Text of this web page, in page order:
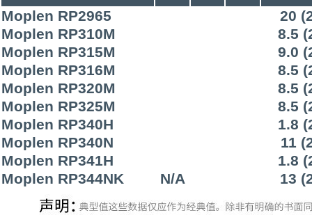
Moplen RP2965
20
Moplen RP310M
8.5
Moplen RP315M
9.0
Moplen RP316M
8.5
Moplen RP320M
8.5
Moplen RP325M
8.5
Moplen RP340H
1.8
Moplen RP340N
11
Moplen RP341H
1.8
Moplen RP344NK
N/A 13